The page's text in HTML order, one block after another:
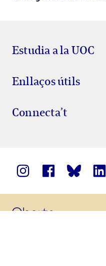
Estudia a la UOC
Enllaços útils
Connecta’t